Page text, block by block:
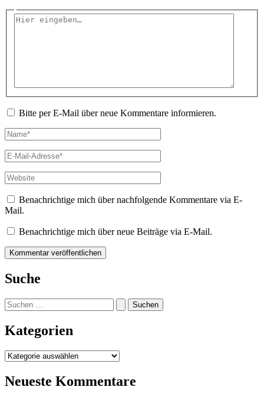
Hier
Bitte per E-Mail über neue Kommentare informieren.
Name*
E-
Mail-
Adresse*
Website
Benachrichtige mich über nachfolgende Kommentare via E-
Mail.
Benachrichtige mich über neue Beiträge via E-Mail.
Suche
Suchen
nach:
Kategorien
Kategorien
Neueste Kommentare